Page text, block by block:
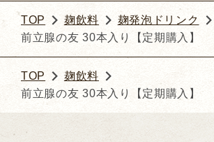
TOP 麹飲料
麹発泡ドリンク
前立腺の友 30本入り【定期購入】
TOP
麹飲料
前立腺の友 30本入り【定期購入】